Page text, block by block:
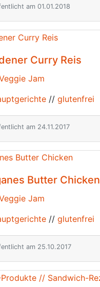
am 01.01.2018
Curry Reis
Jam
// glutenfrei
am 24.11.2017
Butter Chicken
Jam
// glutenfrei
am 25.10.2017